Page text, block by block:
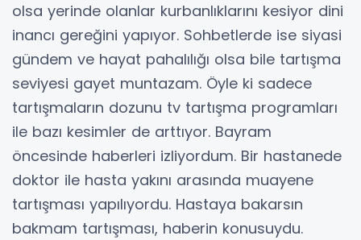
olsa yerinde olanlar kurbanlıklarını kesiyor dini
inancı gereğini yapıyor. Sohbetlerde ise siyasi
gündem ve hayat pahalılığı olsa bile tartışma
seviyesi gayet muntazam. Öyle ki sadece
tartışmaların dozunu tv tartışma programları
ile bazı kesimler de arttıyor. Bayram
öncesinde haberleri izliyordum. Bir hastanede
doktor ile hasta yakını arasında muayene
tartışması yapılıyordu. Hastaya bakarsın
bakmam tartışması, haberin konusuydu.